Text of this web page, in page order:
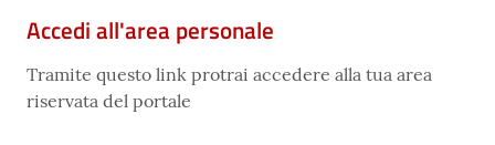
Accedi all'area personale
Tramite questo link protrai accedere alla tua area
riservata del portale